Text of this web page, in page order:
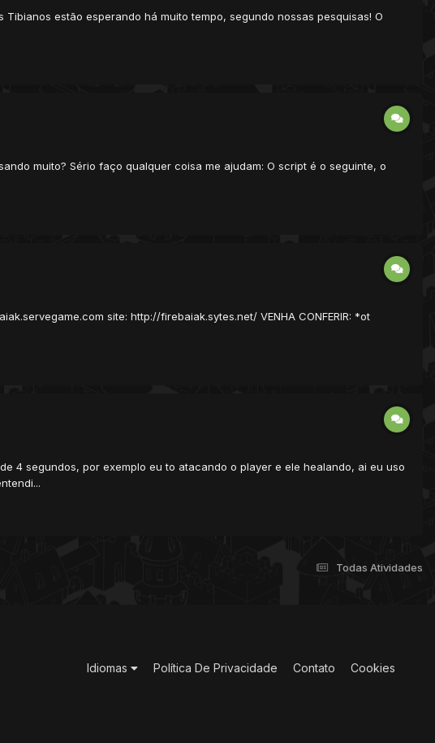
estão esperando há muito tempo, segundo nossas pesquisas! O
muito? Sério faço qualquer coisa me ajudam: O script é o seguinte, o
site: http://firebaiak.sytes.net/ VENHA CONFERIR: *ot
4 segundos, por exemplo eu to atacando o player e ele healando, ai eu uso
Todas Atividades
Idiomas Política De Privacidade Contato Cookies